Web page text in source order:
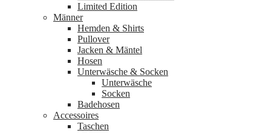
Limited Edition
Männer
Hemden & Shirts
Pullover
Jacken & Mäntel
Hosen
Unterwäsche & Socken
Unterwäsche
Socken
Badehosen
Accessoires
Taschen